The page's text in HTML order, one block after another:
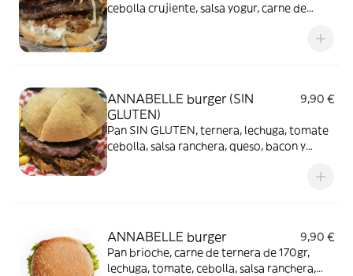
cebolla crujiente, salsa yogur, carne de
ANNABELLE burger (SIN
GLUTEN)
9,90 €
Pan SIN GLUTEN, ternera, lechuga, tomate
cebolla, salsa ranchera, queso, bacon y
TENEMOS MUCHO CUIDADO, COCINAMOS
CONTAMINACION AMBIENTAL O
CRUZADA
ANNABELLE burger
9,90 €
Pan brioche, carne de ternera de 170gr,
lechuga, tomate, cebolla, salsa ranchera,